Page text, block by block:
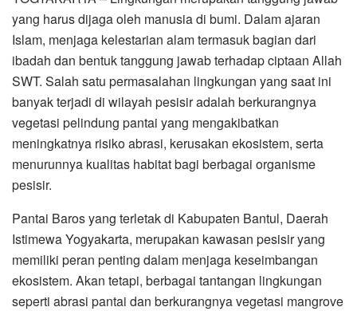
yang harus dijaga oleh manusia di bumi. Dalam ajaran
Islam, menjaga kelestarian alam termasuk bagian dari
ibadah dan bentuk tanggung jawab terhadap ciptaan Allah
SWT. Salah satu permasalahan lingkungan yang saat ini
banyak terjadi di wilayah pesisir adalah berkurangnya
vegetasi pelindung pantai yang mengakibatkan
meningkatnya risiko abrasi, kerusakan ekosistem, serta
menurunnya kualitas habitat bagi berbagai organisme
pesisir.
Pantai Baros yang terletak di Kabupaten Bantul, Daerah
Istimewa Yogyakarta, merupakan kawasan pesisir yang
memiliki peran penting dalam menjaga keseimbangan
ekosistem. Akan tetapi, berbagai tantangan lingkungan
seperti abrasi pantai dan berkurangnya vegetasi mangrove